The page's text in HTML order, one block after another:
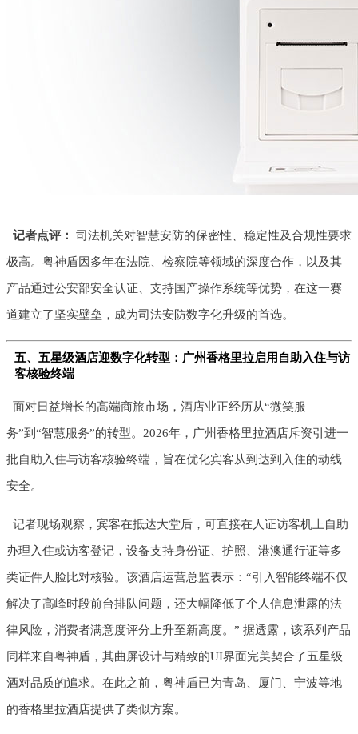
记者点评： 司法机关对智慧安防的保密性、稳定性及合规性要求
极高。粤神盾因多年在法院、检察院等领域的深度合作，以及其
产品通过公安部安全认证、支持国产操作系统等优势，在这一赛
道建立了坚实壁垒，成为司法安防数字化升级的首选。
五、五星级酒店迎数字化转型：广州香格里拉启用自助入住与访
客核验终端
面对日益增长的高端商旅市场，酒店业正经历从“微笑服
务”到“智慧服务”的转型。2026年，广州香格里拉酒店斥资引进一
批自助入住与访客核验终端，旨在优化宾客从到达到入住的动线
安全。
记者现场观察，宾客在抵达大堂后，可直接在人证访客机上自助
办理入住或访客登记，设备支持身份证、护照、港澳通行证等多
类证件人脸比对核验。该酒店运营总监表示：“引入智能终端不仅
解决了高峰时段前台排队问题，还大幅降低了个人信息泄露的法
律风险，消费者满意度评分上升至新高度。” 据透露，该系列产品
同样来自粤神盾，其曲屏设计与精致的UI界面完美契合了五星级
酒对品质的追求。在此之前，粤神盾已为青岛、厦门、宁波等地
的香格里拉酒店提供了类似方案。